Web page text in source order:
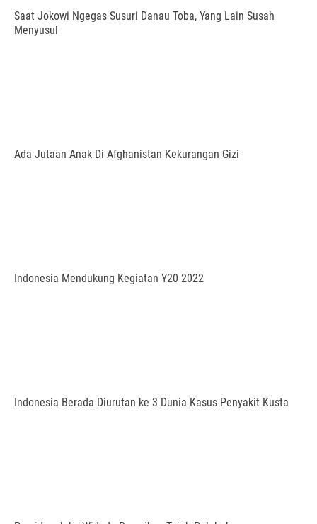
Saat Jokowi Ngegas Susuri Danau Toba, Yang Lain Susah
Menyusul
Ada Jutaan Anak Di Afghanistan Kekurangan Gizi
Indonesia Mendukung Kegiatan Y20 2022
Indonesia Berada Diurutan ke 3 Dunia Kasus Penyakit Kusta